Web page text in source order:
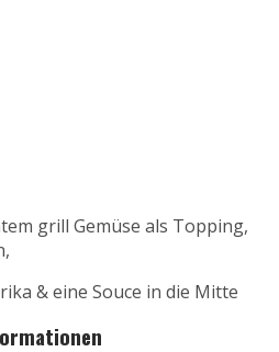
grill Gemüse als Topping,
& eine Souce in die Mitte